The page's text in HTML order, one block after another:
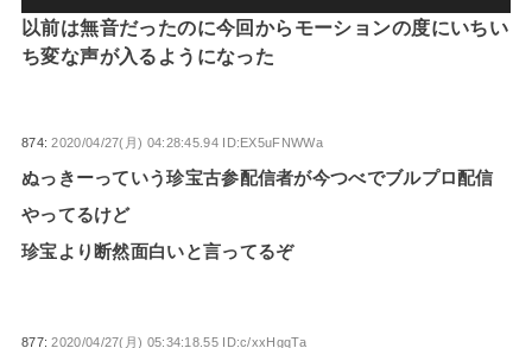
以前は無音だったのに今回からモーションの度にいちい
ち変な声が入るようになった
874:2020/04/27(月) 04:28:45.94 ID:EX5uFNWWa
ぬっきーっていう珍宝古参配信者が今つべでブルプロ配信
やってるけど
珍宝より断然面白いと言ってるぞ
877:2020/04/27(月) 05:34:18.55 ID:c/xxHgqTa